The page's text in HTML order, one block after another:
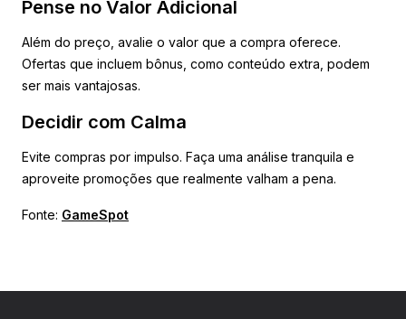
Pense no Valor Adicional
Além do preço, avalie o valor que a compra oferece.
Ofertas que incluem bônus, como conteúdo extra, podem
ser mais vantajosas.
Decidir com Calma
Evite compras por impulso. Faça uma análise tranquila e
aproveite promoções que realmente valham a pena.
Fonte: GameSpot